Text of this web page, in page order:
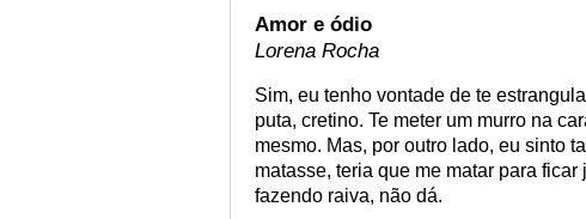
Amor e ódio
Lorena Rocha
Sim, eu tenho vontade de te
puta, cretino. Te meter um murro na
mesmo. Mas, por outro lado, eu sinto
matasse, teria que me matar para
fazendo raiva, não dá.